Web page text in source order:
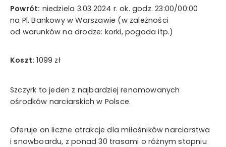
wyślij teraz
Powrót: niedziela 3.03.2024 r. ok. godz. 23:00/00:00
na Pl. Bankowy w Warszawie (w zależności
od warunków na drodze: korki, pogoda itp.)
Koszt: 1099 zł
Szczyrk to jeden z najbardziej renomowanych
ośrodków narciarskich w Polsce.
Oferuje on liczne atrakcje dla miłośników narciarstwa
i snowboardu, z ponad 30 trasami o różnym stopniu